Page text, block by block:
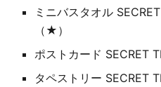
ミニバスタオル
（★）
ポストカード SECRET
タペストリー SECRET